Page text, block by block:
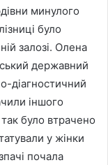
минулого
було
залозі. Олена
державний
діагностичний
іншого
було втрачено
у жінки
почала